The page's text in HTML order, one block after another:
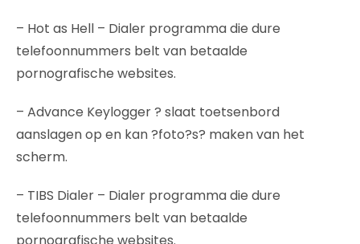
– Hot as Hell – Dialer programma die dure
telefoonnummers belt van betaalde
pornografische websites.
– Advance Keylogger ? slaat toetsenbord
aanslagen op en kan ?foto?s? maken van het
scherm.
– TIBS Dialer – Dialer programma die dure
telefoonnummers belt van betaalde
pornografische websites.